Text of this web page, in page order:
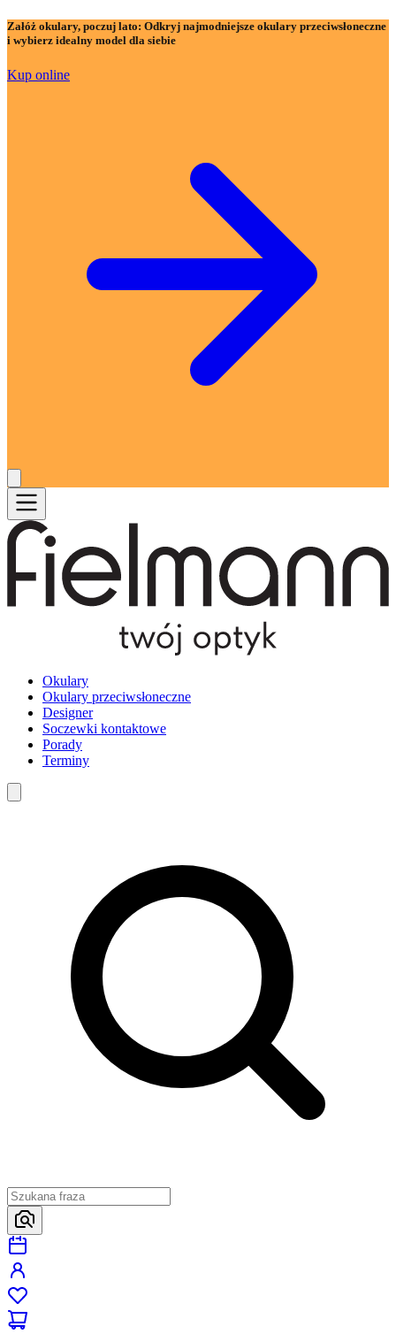
Załóż okulary, poczuj lato: Odkryj najmodniejsze okulary przeciwsłoneczne
i wybierz idealny model dla siebie
Kup online
Okulary
Okulary przeciwsłoneczne
Designer
Soczewki kontaktowe
Porady
Terminy